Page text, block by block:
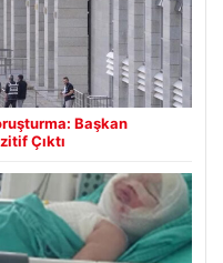
Başkan
Çıktı